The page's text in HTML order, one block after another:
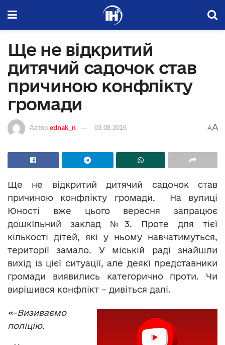
Ще не відкритий
дитячий садочок став
причиною конфлікту
громади
Автор ednak_n 03.08.2016 AA
Ще не відкритий дитячий садочок став
причиною конфлікту громади. На вулиці
Юності вже цього вересня запрацює
дошкІльний заклад №3. Проте для тієї
кількості дітей, які у ньому навчатимуться,
території замало. У міській раді знайшли
вихід із цієї ситуації, але деякі представники
громади виявились категорично проти. Чи
вирішився конфлікт – дивіться далі.
«-Визиваємо
поліцію.